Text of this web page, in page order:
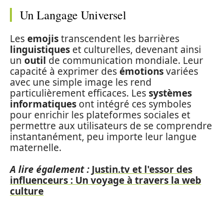
Un Langage Universel
Lesemojistranscendent les barrières
linguistiques et culturelles, devenant ainsi
un outil de communication mondiale. Leur
capacité à exprimer desémotionsvariées
avec une simple image les rend
particulièrement efficaces. Lessystèmes
informatiques ont intégré ces symboles
pour enrichir les plateformes sociales et
permettre aux utilisateurs de se comprendre
instantanément, peu importe leur langue
maternelle.
A lire également : Justin.tv et l'essor des
influenceurs : Un voyage à travers la web
culture